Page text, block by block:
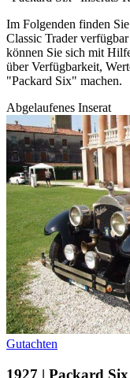
Im Folgenden finden
Classic Trader
können Sie sich mit
über Verfügbarkeit,
"Packard Six" machen.
Abgelaufenes Inserat
Gutachten
1927 | Packard Six